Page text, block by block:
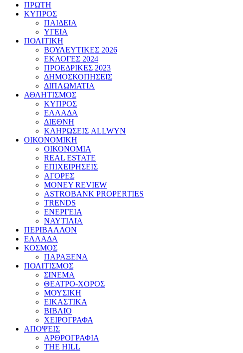
ΠΡΩΤΗ
ΚΥΠΡΟΣ
ΠΑΙΔΕΙΑ
ΥΓΕΙΑ
ΠΟΛΙΤΙΚΗ
ΒΟΥΛΕΥΤΙΚΕΣ 2026
ΕΚΛΟΓΕΣ 2024
ΠΡΟΕΔΡΙΚΕΣ 2023
ΔΗΜΟΣΚΟΠΗΣΕΙΣ
ΔΙΠΛΩΜΑΤΙΑ
ΑΘΛΗΤΙΣΜΟΣ
ΚΥΠΡΟΣ
ΕΛΛΑΔΑ
ΔΙΕΘΝΗ
ΚΛΗΡΩΣΕΙΣ ALLWYN
ΟΙΚΟΝΟΜΙΚΗ
ΟΙΚΟΝΟΜΙΑ
REAL ESTATE
ΕΠΙΧΕΙΡΗΣΕΙΣ
ΑΓΟΡΕΣ
MONEY REVIEW
ASTROBANK PROPERTIES
TRENDS
ΕΝΕΡΓΕΙΑ
ΝΑΥΤΙΛΙΑ
ΠΕΡΙΒΑΛΛΟΝ
ΕΛΛΑΔΑ
ΚΟΣΜΟΣ
ΠΑΡΑΞΕΝΑ
ΠΟΛΙΤΙΣΜΟΣ
ΣΙΝΕΜΑ
ΘΕΑΤΡΟ-ΧΟΡΟΣ
ΜΟΥΣΙΚΗ
ΕΙΚΑΣΤΙΚΑ
ΒΙΒΛΙΟ
ΧΕΙΡΟΓΡΑΦΑ
ΑΠΟΨΕΙΣ
ΑΡΘΡΟΓΡΑΦΙΑ
THE HILL